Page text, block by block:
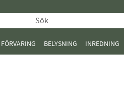
FÖRVARING BELYSNING INREDNING